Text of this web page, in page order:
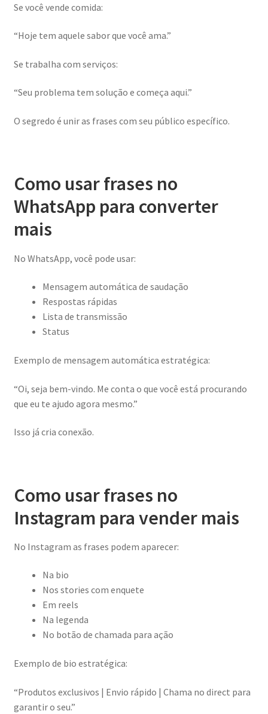
Se você vende comida:
“Hoje tem aquele sabor que você ama.”
Se trabalha com serviços:
“Seu problema tem solução e começa aqui.”
O segredo é unir as frases com seu público específico.
Como usar frases no
WhatsApp para converter
mais
No WhatsApp, você pode usar:
Mensagem automática de saudação
Respostas rápidas
Lista de transmissão
Status
Exemplo de mensagem automática estratégica:
“Oi, seja bem-vindo. Me conta o que você está procurando
que eu te ajudo agora mesmo.”
Isso já cria conexão.
Como usar frases no
Instagram para vender mais
No Instagram as frases podem aparecer:
Na bio
Nos stories com enquete
Em reels
Na legenda
No botão de chamada para ação
Exemplo de bio estratégica:
“Produtos exclusivos | Envio rápido | Chama no direct para
garantir o seu.”